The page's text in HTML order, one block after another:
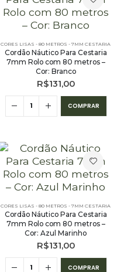
CORES LISAS - 80 METROS - 7MM CESTARIA
Cordão Náutico Para Cestaria
7mm Rolo com 80 metros –
Cor: Branco
R$131,00
COMPRAR
CORES LISAS - 80 METROS - 7MM CESTARIA
Cordão Náutico Para Cestaria
7mm Rolo com 80 metros –
Cor: Azul Marinho
R$131,00
COMPRAR